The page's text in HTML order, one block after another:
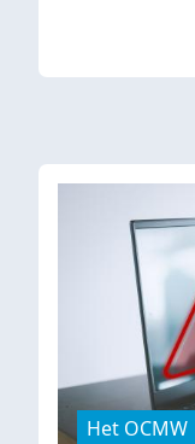
Het OCMW